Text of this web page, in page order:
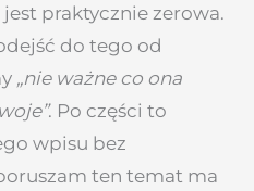
praktycznie zerowa.
do tego od
„nie ważne co ona
. Po części to
wpisu bez
ten temat ma